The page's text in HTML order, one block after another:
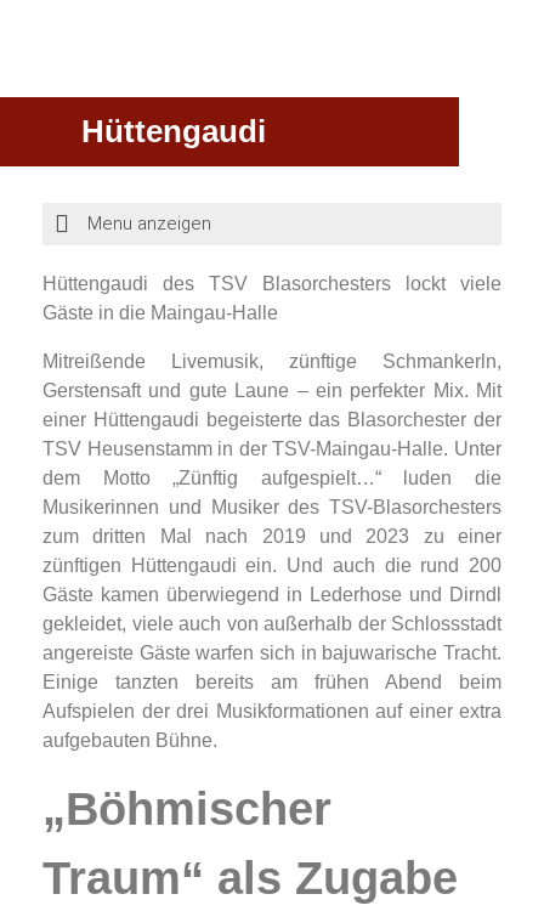
Hüttengaudi
Hüttengaudi des TSV Blasorchesters lockt viele
Gäste in die Maingau-Halle
Mitreißende Livemusik, zünftige Schmankerln,
Gerstensaft und gute Laune – ein perfekter Mix. Mit
einer Hüttengaudi begeisterte das Blasorchester der
TSV Heusenstamm in der TSV-Maingau-Halle. Unter
dem Motto „Zünftig aufgespielt…“ luden die
Musikerinnen und Musiker des TSV-Blasorchesters
zum dritten Mal nach 2019 und 2023 zu einer
zünftigen Hüttengaudi ein. Und auch die rund 200
Gäste kamen überwiegend in Lederhose und Dirndl
gekleidet, viele auch von außerhalb der Schlossstadt
angereiste Gäste warfen sich in bajuwarische Tracht.
Einige tanzten bereits am frühen Abend beim
Aufspielen der drei Musikformationen auf einer extra
aufgebauten Bühne.
„Böhmischer
Traum“ als Zugabe